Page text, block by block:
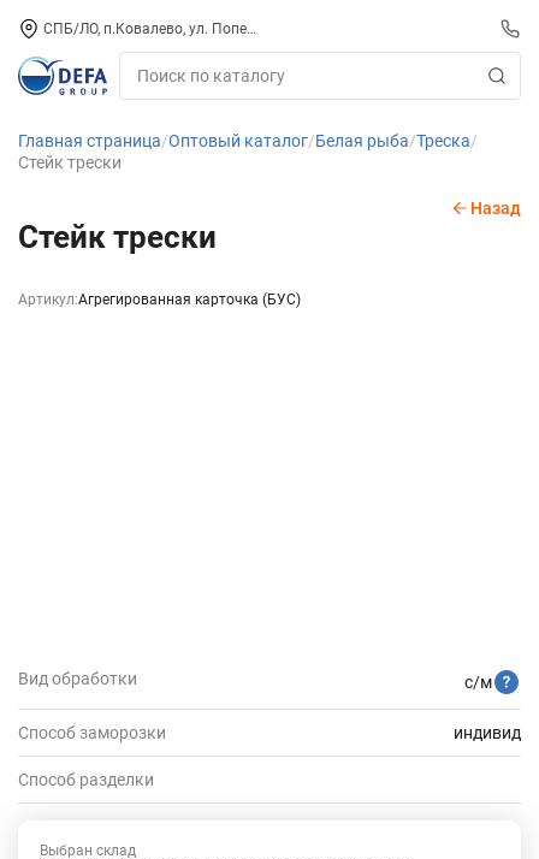
СПБ/ЛО, п.Ковалево, ул. Поперечная, д. 15, СК «ПИРС» («МОРОЗКО»)
Главная страница Оптовый каталог Белая рыба Треска
Стейк трески
Стейк трески
Назад
Артикул:Агрегированная карточка (БУС)
Вид обработки с/м
Способ заморозки индивид
Способ разделки
Выбран склад